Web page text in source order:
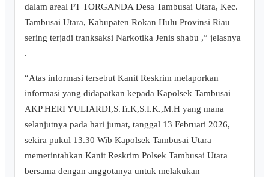
dalam areal PT TORGANDA Desa Tambusai Utara, Kec.
Tambusai Utara, Kabupaten Rokan Hulu Provinsi Riau
sering terjadi tranksaksi Narkotika Jenis shabu ,” jelasnya
.
“Atas informasi tersebut Kanit Reskrim melaporkan
informasi yang didapatkan kepada Kapolsek Tambusai
AKP HERI YULIARDI,S.Tr.K,S.I.K.,M.H yang mana
selanjutnya pada hari jumat, tanggal 13 Februari 2026,
sekira pukul 13.30 Wib Kapolsek Tambusai Utara
memerintahkan Kanit Reskrim Polsek Tambusai Utara
bersama dengan anggotanya untuk melakukan